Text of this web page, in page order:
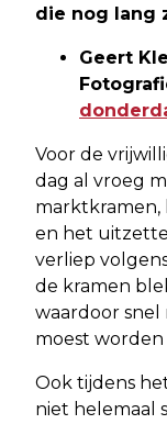
die nog lang
Geert
Voor de
dag al vroeg
marktkramen,
en het
verliep
de kramen
waardoor
moest worden
Ook tijdens
niet helemaal